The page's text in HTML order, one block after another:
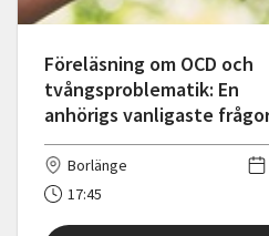
Föreläsning om OCD och
tvångsproblematik: En
anhörigs vanligaste
Borlänge
17:45